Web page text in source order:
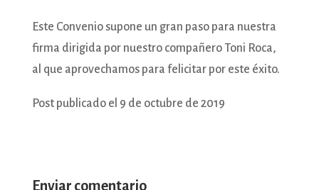
Este Convenio supone un gran paso para nuestra
firma dirigida por nuestro compañero Toni Roca,
al que aprovechamos para felicitar por este éxito.
Post publicado el 9 de octubre de 2019
Enviar comentario